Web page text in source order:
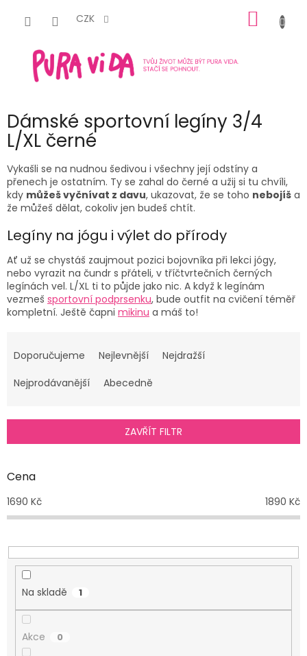
CZK
KOŠÍK
Dámské sportovní legíny 3/4
L/XL černé
Vykašli se na nudnou šedivou i všechny její odstíny a
přenech je ostatním. Ty se zahal do černé a užij si tu chvíli,
kdy můžeš vyčnívat z davu, ukazovat, že se toho nebojíš a
že můžeš dělat, cokoliv jen budeš chtít.
Legíny na jógu i výlet do přírody
Ať už se chystáš zaujmout pozici bojovníka při lekci jógy,
nebo vyrazit na čundr s přáteli, v tříčtvrtečních černých
legínách vel. L/XL ti to půjde jako nic. A když k legínám
vezmeš sportovní podprsenku, bude outfit na cvičení téměř
kompletní. Ještě čapni mikinu a máš to!
a
e
í
r
d
k
t
Doporučujeme Nejlevnější
Nejdražší
Nejprodávanější
Abecedně
ZAVŘÍT FILTR
Cena
1690 Kč 1890 Kč
Na skladě 1
Akce 0